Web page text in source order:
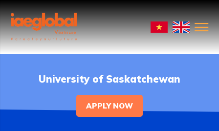
University of Saskatchewan
APPLY NOW